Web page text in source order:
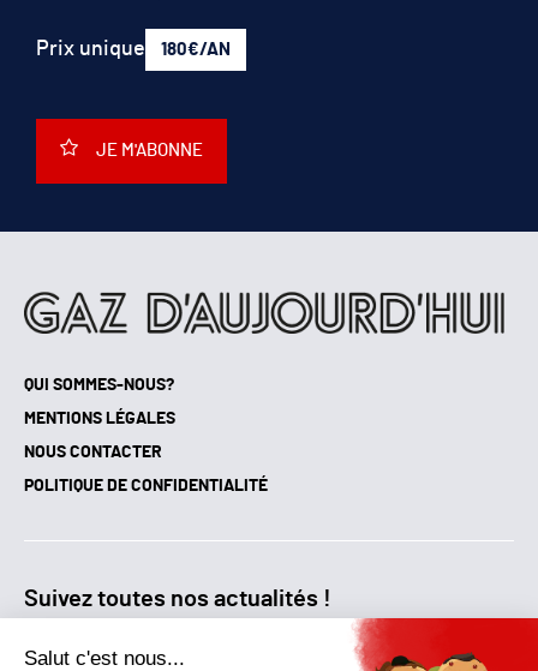
QUI SOMMES-NOUS?
MENTIONS LÉGALES
NOUS CONTACTER
POLITIQUE DE CONFIDENTIALITÉ
Suivez toutes nos actualités !
Prix unique 180€/AN
JE M'ABONNE